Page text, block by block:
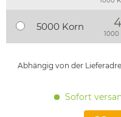
5000 Korn
1000
Abhängig von der
Sofort